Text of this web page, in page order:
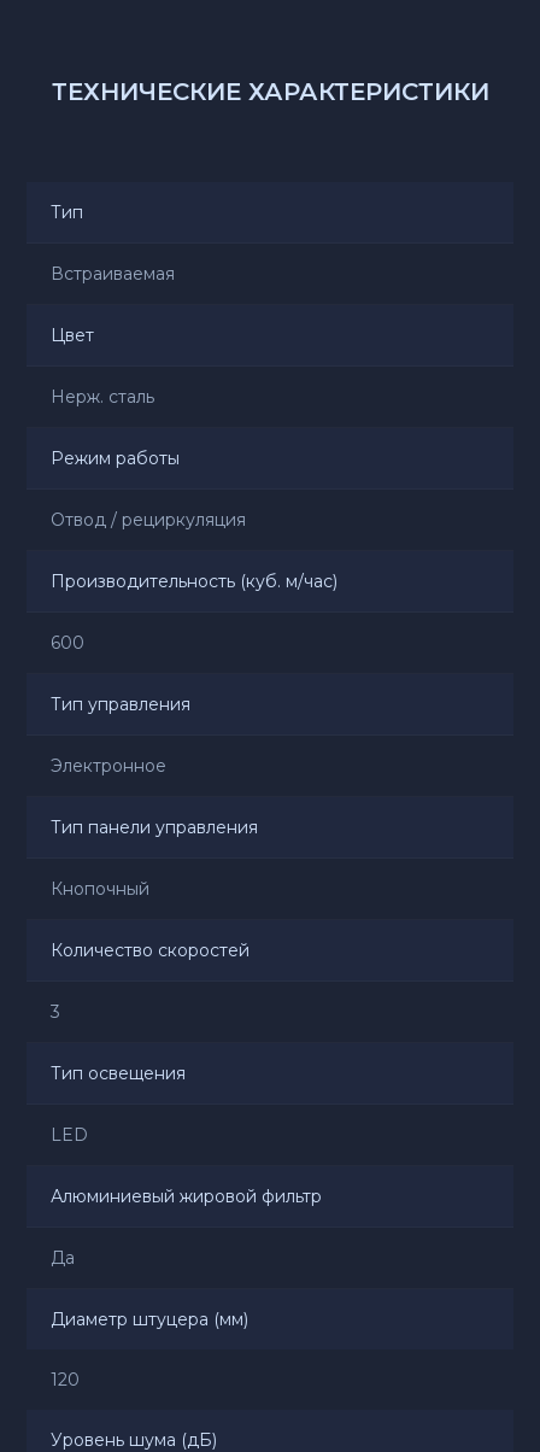
ТЕХНИЧЕСКИЕ ХАРАКТЕРИСТИКИ
Тип
Встраиваемая
Уровень шума (дБ)
Цвет
Нерж. сталь
Режим работы
Отвод / рециркуляция
Производительность (куб. м/час)
600
Тип управления
Электронное
Тип панели управления
Кнопочный
Количество скоростей
3
Тип освещения
LED
Алюминиевый жировой фильтр
Да
Диаметр штуцера (мм)
120